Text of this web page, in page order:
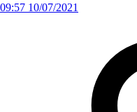
09:57 10/07/2021